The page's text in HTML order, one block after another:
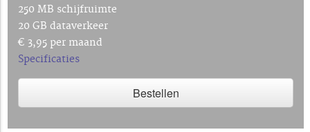
250 MB schijfruimte
20 GB dataverkeer
€ 3,95 per maand
Specificaties
Bestellen